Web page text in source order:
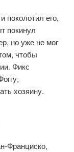
поколотил его,
покинул
но уже не мог
чтобы
Фикс
хозяину.
Франциско,